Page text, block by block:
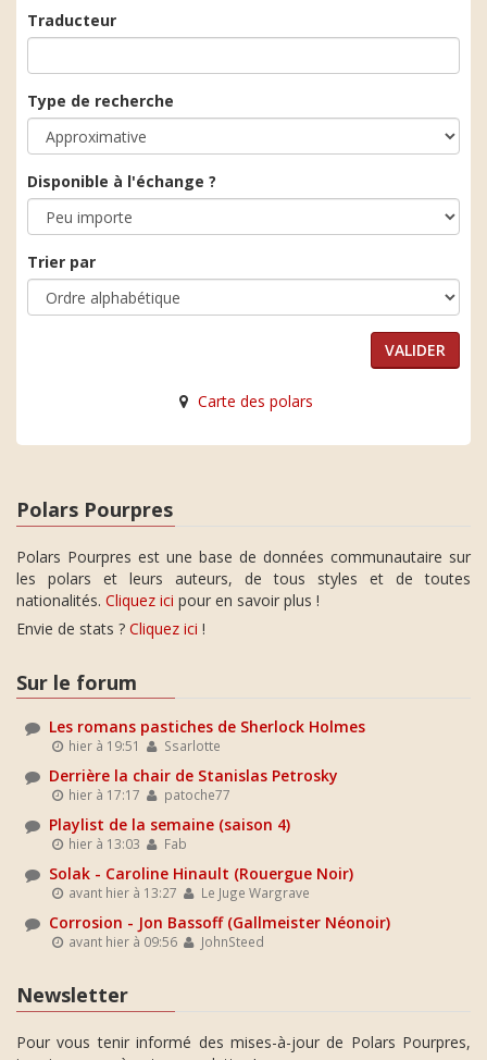
Traducteur
Type de recherche
Disponible à l'échange ?
Trier par
Carte des polars
Polars Pourpres
Polars Pourpres est une base de données communautaire sur
les polars et leurs auteurs, de tous styles et de toutes
nationalités. Cliquez ici pour en savoir plus !
Envie de stats ? Cliquez ici !
Sur le forum
Les romans pastiches de Sherlock Holmes
hier à 19:51 Ssarlotte
Derrière la chair de Stanislas Petrosky
hier à 17:17 patoche77
Playlist de la semaine (saison 4)
hier à 13:03 Fab
Solak - Caroline Hinault (Rouergue Noir)
avant hier à 13:27 Le Juge Wargrave
Corrosion - Jon Bassoff (Gallmeister Néonoir)
avant hier à 09:56 JohnSteed
Newsletter
Pour vous tenir informé des mises-à-jour de Polars Pourpres,